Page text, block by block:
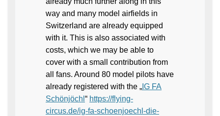
way and many model airfields in
Switzerland are already equipped
with it. This is also associated with
costs, which we may be able to
cover with a small contribution from
all fans. Around 80 model pilots have
already registered with the „ IG FA
Schönjöchl “ https://flying-
circus.de/ig-fa-schoenjoechl-die-